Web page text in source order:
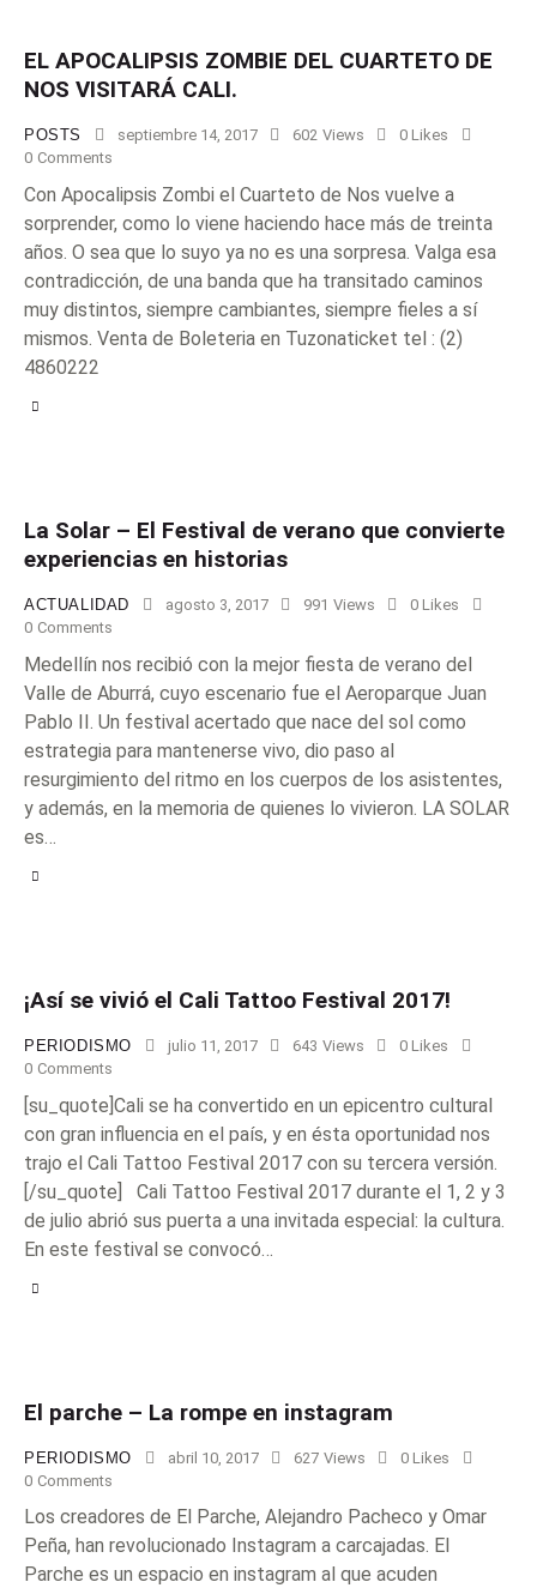
EL APOCALIPSIS ZOMBIE DEL CUARTETO DE
NOS VISITARÁ CALI.
POSTS septiembre 14, 2017 602 Views 0 Likes
0 Comments
Con Apocalipsis Zombi el Cuarteto de Nos vuelve a
sorprender, como lo viene haciendo hace más de treinta
años. O sea que lo suyo ya no es una sorpresa. Valga esa
contradicción, de una banda que ha transitado caminos
muy distintos, siempre cambiantes, siempre fieles a sí
mismos. Venta de Boleteria en Tuzonaticket tel : (2)
4860222
La Solar – El Festival de verano que convierte
experiencias en historias
ACTUALIDAD agosto 3, 2017 991 Views 0 Likes
0 Comments
Medellín nos recibió con la mejor fiesta de verano del
Valle de Aburrá, cuyo escenario fue el Aeroparque Juan
Pablo II. Un festival acertado que nace del sol como
estrategia para mantenerse vivo, dio paso al
resurgimiento del ritmo en los cuerpos de los asistentes,
y además, en la memoria de quienes lo vivieron. LA SOLAR
es…
¡Así se vivió el Cali Tattoo Festival 2017!
PERIODISMO julio 11, 2017 643 Views 0 Likes
0 Comments
[su_quote]Cali se ha convertido en un epicentro cultural
con gran influencia en el país, y en ésta oportunidad nos
trajo el Cali Tattoo Festival 2017 con su tercera versión.
[/su_quote] Cali Tattoo Festival 2017 durante el 1, 2 y 3
de julio abrió sus puerta a una invitada especial: la cultura.
En este festival se convocó…
El parche – La rompe en instagram
PERIODISMO abril 10, 2017 627 Views 0 Likes
0 Comments
Los creadores de El Parche, Alejandro Pacheco y Omar
Peña, han revolucionado Instagram a carcajadas. El
Parche es un espacio en instagram al que acuden